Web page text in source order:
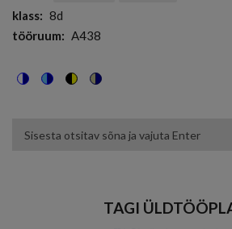
klass
8d
tööruum
A438
theme
TAGI